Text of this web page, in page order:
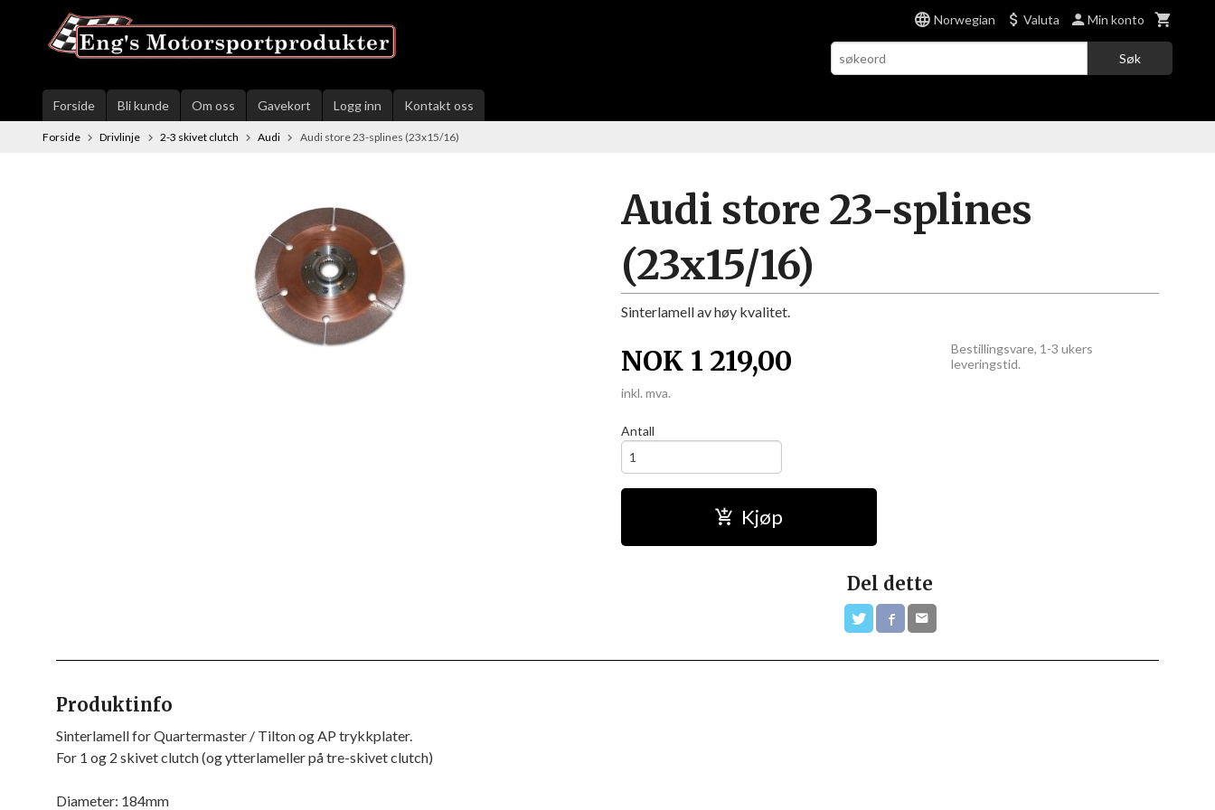
innholdet
Norwegian Valuta Min konto
Søk
Forside Bli kunde Om oss Gavekort Logg inn Kontakt oss
Forside Drivlinje 2-3 skivet clutch Audi Audi store 23-splines (23x15/16)
Audi store 23-splines
(23x15/16)
Sinterlamell av høy kvalitet.
NOK 1 219,00
inkl. mva.
Bestillingsvare, 1-3 ukers
leveringstid.
Antall
Kjøp
Del dette
Produktinfo
Sinterlamell for Quartermaster / Tilton og AP trykkplater.
For 1 og 2 skivet clutch (og ytterlameller på tre-skivet clutch)
Diameter: 184mm